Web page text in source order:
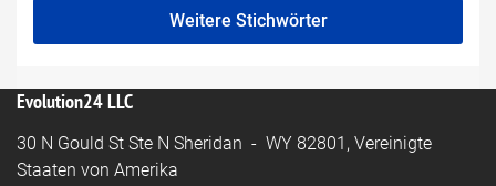
Weitere Stichwörter
Evolution24 LLC
30 N Gould St Ste N Sheridan - WY 82801, Vereinigte
Staaten von Amerika